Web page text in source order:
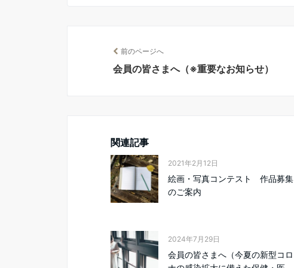
前のページへ
会員の皆さまへ（※重要なお知らせ）
関連記事
2021年2月12日
絵画・写真コンテスト 作品募集
のご案内
2024年7月29日
会員の皆さまへ（今夏の新型コロ